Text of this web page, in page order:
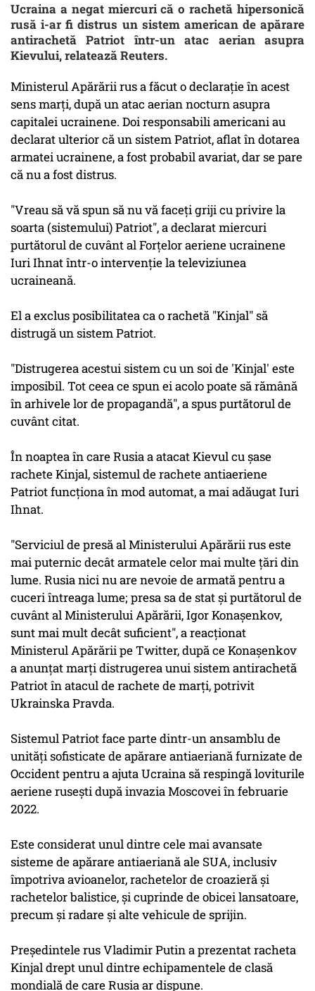
Ucraina a negat miercuri că o rachetă hipersonică
rusă i-ar fi distrus un sistem american de apărare
antirachetă Patriot într-un atac aerian asupra
Kievului, relatează Reuters.
Ministerul Apărării rus a făcut o declaraţie în acest
sens marţi, după un atac aerian nocturn asupra
capitalei ucrainene. Doi responsabili americani au
declarat ulterior că un sistem Patriot, aflat în dotarea
armatei ucrainene, a fost probabil avariat, dar se pare
că nu a fost distrus.
"Vreau să vă spun să nu vă faceţi griji cu privire la
soarta (sistemului) Patriot", a declarat miercuri
purtătorul de cuvânt al Forţelor aeriene ucrainene
Iuri Ihnat într-o intervenţie la televiziunea
ucraineană.
El a exclus posibilitatea ca o rachetă "Kinjal" să
distrugă un sistem Patriot.
"Distrugerea acestui sistem cu un soi de 'Kinjal' este
imposibil. Tot ceea ce spun ei acolo poate să rămână
în arhivele lor de propagandă", a spus purtătorul de
cuvânt citat.
În noaptea în care Rusia a atacat Kievul cu şase
rachete Kinjal, sistemul de rachete antiaeriene
Patriot funcţiona în mod automat, a mai adăugat Iuri
Ihnat.
"Serviciul de presă al Ministerului Apărării rus este
mai puternic decât armatele celor mai multe ţări din
lume. Rusia nici nu are nevoie de armată pentru a
cuceri întreaga lume; presa sa de stat şi purtătorul de
cuvânt al Ministerului Apărării, Igor Konaşenkov,
sunt mai mult decât suficient", a reacţionat
Ministerul Apărării pe Twitter, după ce Konaşenkov
a anunţat marţi distrugerea unui sistem antirachetă
Patriot în atacul de rachete de marţi, potrivit
Ukrainska Pravda.
Sistemul Patriot face parte dintr-un ansamblu de
unităţi sofisticate de apărare antiaeriană furnizate de
Occident pentru a ajuta Ucraina să respingă loviturile
aeriene ruseşti după invazia Moscovei în februarie
2022.
Este considerat unul dintre cele mai avansate
sisteme de apărare antiaeriană ale SUA, inclusiv
împotriva avioanelor, rachetelor de croazieră şi
rachetelor balistice, şi cuprinde de obicei lansatoare,
precum şi radare şi alte vehicule de sprijin.
Preşedintele rus Vladimir Putin a prezentat racheta
Kinjal drept unul dintre echipamentele de clasă
mondială de care Rusia ar dispune.